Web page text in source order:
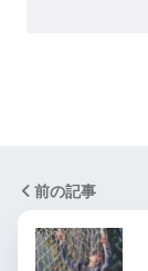
前の記事